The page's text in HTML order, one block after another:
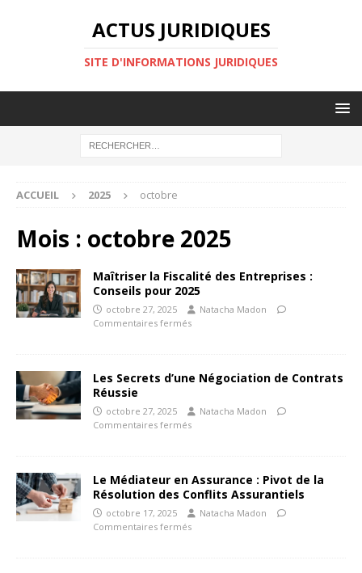
ACTUS JURIDIQUES
SITE D'INFORMATIONS JURIDIQUES
ACCUEIL 2025 octobre
Mois : octobre 2025
Maîtriser la Fiscalité des Entreprises :
Conseils pour 2025
octobre 27, 2025
Natacha Madon
Commentaires fermés
Les Secrets d’une Négociation de Contrats
Réussie
octobre 27, 2025
Natacha Madon
Commentaires fermés
Le Médiateur en Assurance : Pivot de la
Résolution des Conflits Assurantiels
octobre 17, 2025
Natacha Madon
Commentaires fermés